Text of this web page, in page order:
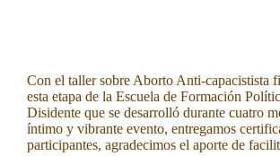
Con el taller sobre Aborto Anti-capacistista
esta etapa de la Escuela de Formación
Disidente que se desarrolló durante cuatro
íntimo y vibrante evento, entregamos
participantes, agradecimos el aporte de